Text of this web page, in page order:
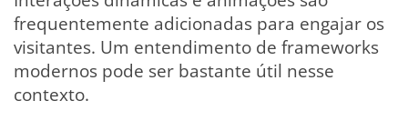
frequentemente adicionadas para engajar os
visitantes. Um entendimento de frameworks
modernos pode ser bastante útil nesse
contexto.